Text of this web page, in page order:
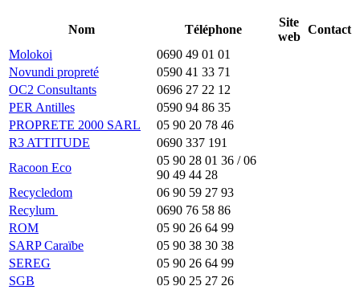
Nom Téléphone
Site
web
Contact
Molokoi
0690 49 01 01
Novundi propreté
0590 41 33 71
OC2 Consultants
0696 27 22 12
PER Antilles
0590 94 86 35
PROPRETE 2000 SARL
05 90 20 78 46
R3 ATTITUDE
0690 337 191
Racoon Eco
05 90 28 01 36 / 06
90 49 44 28
Recycledom
06 90 59 27 93
Recylum
0690 76 58 86
ROM
05 90 26 64 99
SARP Caraïbe
05 90 38 30 38
SEREG
05 90 26 64 99
SGB
05 90 25 27 26